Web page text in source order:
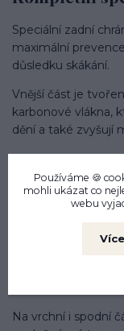
Speciální zadní
maximální
důsledku skákání.
Vnější část je
karbonové vlákna,
dění a také zvyšují
Dále pokračuje
běžné chrániče
Vnitřní část
koně a snadnou
Celá konstrukce
Na vrchní i spodní
Používáme 🍪
mohli ukázat co
webu